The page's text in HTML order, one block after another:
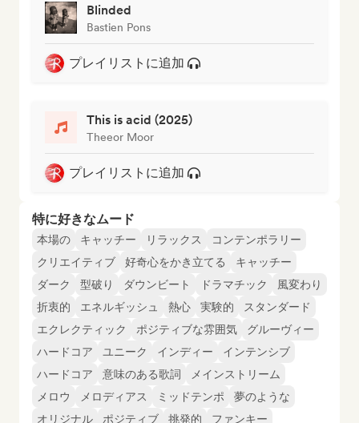
Blinded
Bastien Pons
プレイリストに追加
This is acid (2025)
Theeor Moor
プレイリストに追加
特に好きなムード
本場の キャッチー リラックス
コンテンポラリー
クリエイティブ
好奇心をかき立てる
キャッチー
ダーク
型破り ダウンビート ドラマチック
風変わり
折衷的
エネルギッシュ 熱心 実験的
スタンダード
エクレクティック
ポジティブな雰囲気
グルーヴィー
ハードコア
ユニーク インディー
インテンシブ
ハードコア
意味のある歌詞
メインストリーム
メロウ
メロディアス ミッドテンポ
夢のような
オリジナル
ポジティブ 挑発的 ファンキー